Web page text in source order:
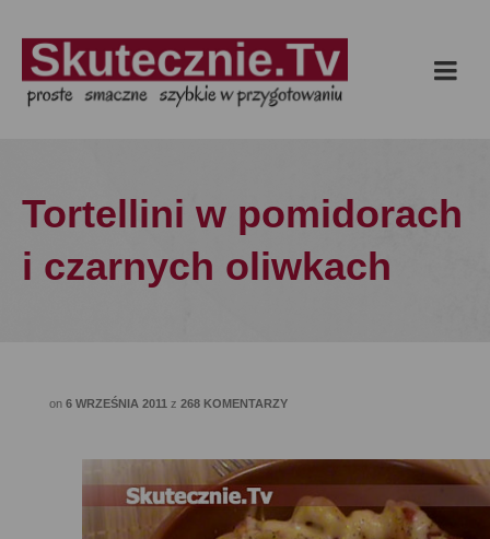
Tortellini w pomidorach
i czarnych oliwkach
on 6 WRZEŚNIA 2011 z 268 KOMENTARZY